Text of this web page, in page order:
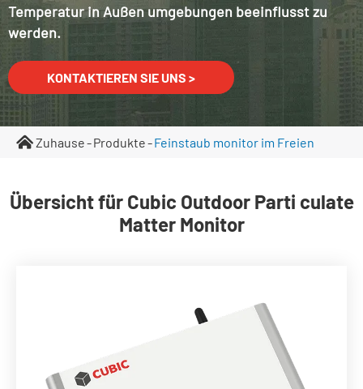
Temperatur in Außen umgebungen beeinflusst zu
werden.
KONTAKTIEREN SIE UNS >
Zuhause Produkte Feinstaub monitor im Freien
Übersicht für Cubic Outdoor Parti culate
Matter Monitor
Echtzeit-Überwachung PM1.0, PM2.5,
PM4.25(optional), PM10 und TSP
Eingebauter Hochleistungs-Liner-Laser
Eingebautes Durchfluss raten kontroll system